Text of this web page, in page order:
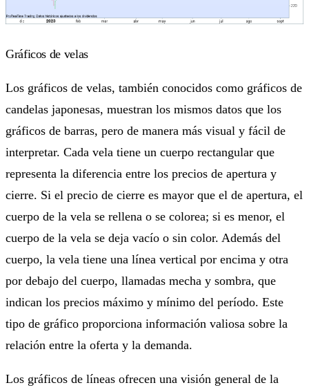
Gráficos de velas
Los gráficos de velas, también conocidos como gráficos de
candelas japonesas, muestran los mismos datos que los
gráficos de barras, pero de manera más visual y fácil de
interpretar. Cada vela tiene un cuerpo rectangular que
representa la diferencia entre los precios de apertura y
cierre. Si el precio de cierre es mayor que el de apertura, el
cuerpo de la vela se rellena o se colorea; si es menor, el
cuerpo de la vela se deja vacío o sin color. Además del
cuerpo, la vela tiene una línea vertical por encima y otra
por debajo del cuerpo, llamadas mecha y sombra, que
indican los precios máximo y mínimo del período. Este
tipo de gráfico proporciona información valiosa sobre la
relación entre la oferta y la demanda.
Los gráficos de líneas ofrecen una visión general de la